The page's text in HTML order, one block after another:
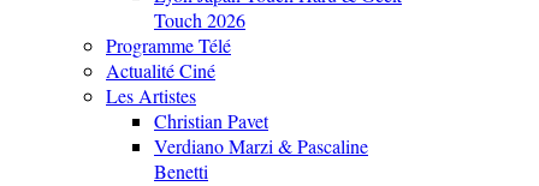
Touch 2026
Programme Télé
Actualité Ciné
Les Artistes
Christian Pavet
Verdiano Marzi & Pascaline
Benetti